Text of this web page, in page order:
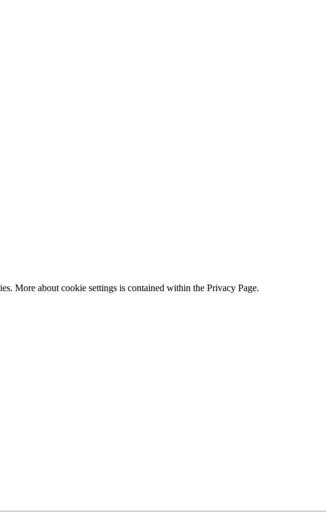
More about cookie settings is contained within the Privacy Page.